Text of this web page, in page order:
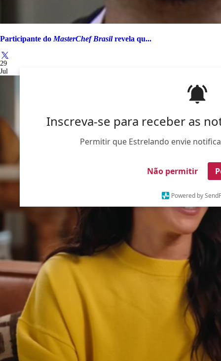
Inscreva-se para receber as
Permitir que Estrelando envie
Não permitir
Powered by
Participante do MasterChef Brasilrevela qu...
29
Jul